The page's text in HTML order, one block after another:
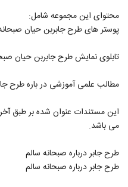
محتوای این مجموعه شامل:
پوستر های طرح جابربن حیان
تابلوی نمایش طرح جابربن حیان
مطالب علمی آموزشی در باره طرح
این مستندات عنوان شده بر طبق
می باشد.
طرح جابر درباره صبحانه سالم
طرح جابر درباره صبحانه سالم